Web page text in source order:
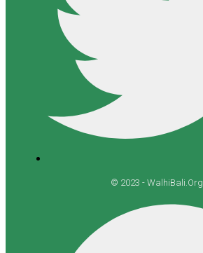
© 2023 - WalhiBali.Org